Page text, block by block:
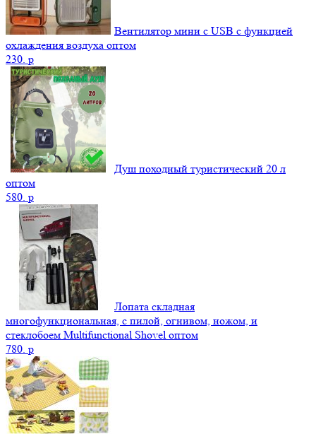
Вентилятор мини с USB с функцией
охлаждения воздуха оптом
230. p
Душ походный туристический 20 л
оптом
580. p
Лопата складная
многофункциональная, с пилой, огнивом, ножом, и
стеклобоем Multifunctional Shovel оптом
780. p